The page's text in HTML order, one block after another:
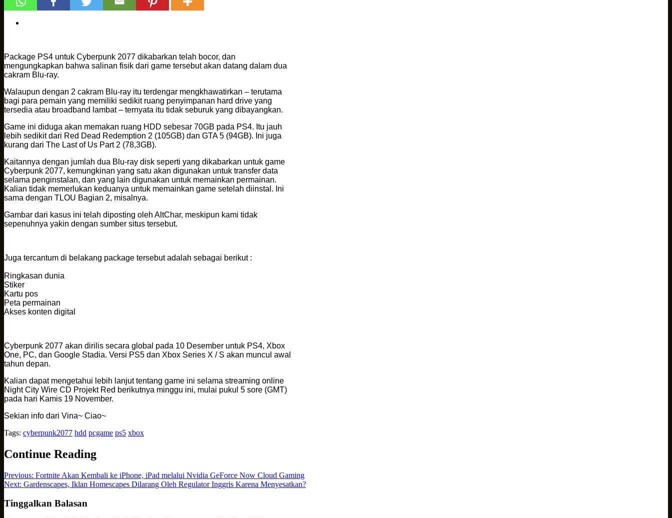
Package PS4 untuk Cyberpunk 2077 dikabarkan telah bocor, dan
mengungkapkan bahwa salinan fisik dari game tersebut akan datang dalam dua
cakram Blu-ray.
Walaupun dengan 2 cakram Blu-ray itu terdengar mengkhawatirkan – terutama
bagi para pemain yang memiliki sedikit ruang penyimpanan hard drive yang
tersedia atau broadband lambat – ternyata itu tidak seburuk yang dibayangkan.
Game ini diduga akan memakan ruang HDD sebesar 70GB pada PS4. Itu jauh
lebih sedikit dari Red Dead Redemption 2 (105GB) dan GTA 5 (94GB). Ini juga
kurang dari The Last of Us Part 2 (78,3GB).
Kaitannya dengan jumlah dua Blu-ray disk seperti yang dikabarkan untuk game
Cyberpunk 2077, kemungkinan yang satu akan digunakan untuk transfer data
selama penginstalan, dan yang lain digunakan untuk memainkan permainan.
Kalian tidak memerlukan keduanya untuk memainkan game setelah diinstal. Ini
sama dengan TLOU Bagian 2, misalnya.
Gambar dari kasus ini telah diposting oleh AltChar, meskipun kami tidak
sepenuhnya yakin dengan sumber situs tersebut.
Juga tercantum di belakang package tersebut adalah sebagai berikut :
Ringkasan dunia
Stiker
Kartu pos
Peta permainan
Akses konten digital
Cyberpunk 2077 akan dirilis secara global pada 10 Desember untuk PS4, Xbox
One, PC, dan Google Stadia. Versi PS5 dan Xbox Series X / S akan muncul awal
tahun depan.
Kalian dapat mengetahui lebih lanjut tentang game ini selama streaming online
Night City Wire CD Projekt Red berikutnya minggu ini, mulai pukul 5 sore (GMT)
pada hari Kamis 19 November.
Sekian info dari Vina~ Ciao~
Tags: cyberpunk2077 hdd pcgame ps5 xbox
Continue Reading
Previous: Fortnite Akan Kembali ke iPhone, iPad melalui Nvidia GeForce Now Cloud Gaming
Next: Gardenscapes, Iklan Homescapes Dilarang Oleh Regulator Inggris Karena Menyesatkan?
Tinggalkan Balasan